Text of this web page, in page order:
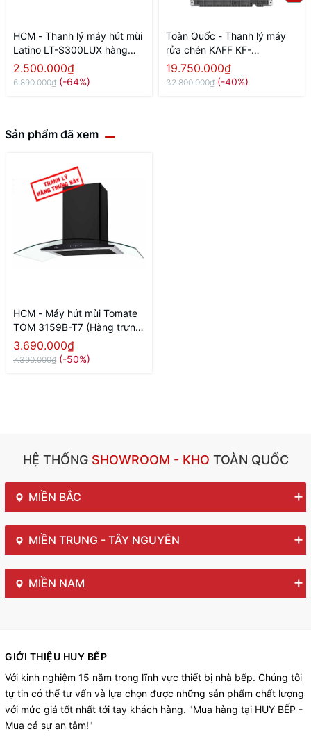
HCM - Thanh lý máy hút mùi
Latino LT-S300LUX hàng
trưng bày mới 99%
2.500.000₫
6.890.000₫ (-64%)
Toàn Quốc - Thanh lý máy
rửa chén KAFF KF-
HB805SE17 PRO âm tủ
(Hàng trưng bày mới 98%)
19.750.000₫
32.800.000₫ (-40%)
Sản phẩm đã xem
HCM - Máy hút mùi Tomate
TOM 3159B-T7 (Hàng trưng
bày mới 98%)
3.690.000₫
7.390.000₫ (-50%)
HỆ THỐNGSHOWROOM - KHO TOÀN QUỐC
MIỀN BẮC
MIỀN TRUNG - TÂY NGUYÊN
MIỀN NAM
GIỚI THIỆU HUY BẾP
Với kinh nghiệm 15 năm trong lĩnh vực thiết bị nhà bếp. Chúng tôi
tự tin có thể tư vấn và lựa chọn được những sản phẩm chất lượng
với mức giá tốt nhất tới tay khách hàng. "Mua hàng tại HUY BẾP -
Mua cả sự an tâm!"